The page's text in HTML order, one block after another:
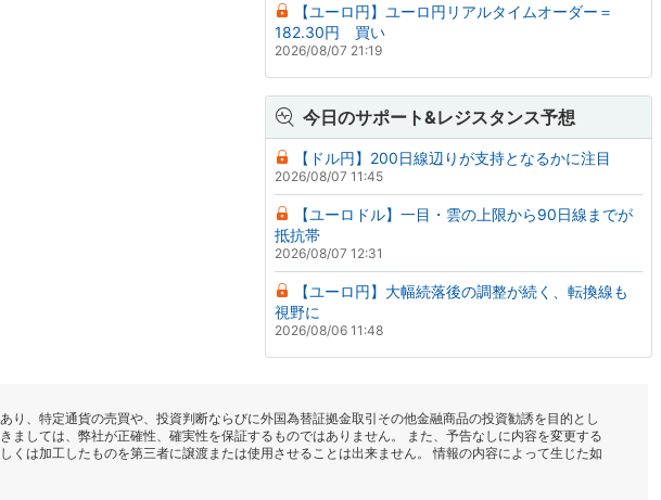
【ユーロ円】ユーロ円リアルタイムオーダー＝
182.30円 買い
2026/08/07 21:19
今日のサポート&レジスタンス予想
【ドル円】200日線辺りが支持となるかに注目
2026/08/07 11:45
【ユーロドル】一目・雲の上限から90日線までが
抵抗帯
2026/08/07 12:31
【ユーロ円】大幅続落後の調整が続く、転換線も
視野に
2026/08/06 11:48
、特定通貨の売買や、投資判断ならびに外国為替証拠金取引その他金融商品の投資勧誘を目的とし
しては、弊社が正確性、確実性を保証するものではありません。 また、予告なしに内容を変更する
は加工したものを第三者に譲渡または使用させることは出来ません。 情報の内容によって生じた如